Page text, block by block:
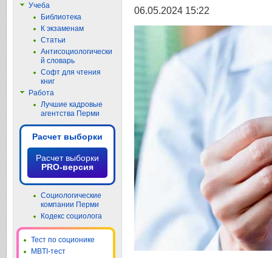
06.05.2024 15:22
Учеба
Библиотека
К экзаменам
Статьи
Антисоциологически
й словарь
Софт для чтения
книг
Работа
Лучшие кадровые
агентства Перми
Расчет выборки
Расчет выборки
PRO-версия
Социологические
компании Перми
Кодекс социолога
Тест по соционике
MBTI-тест